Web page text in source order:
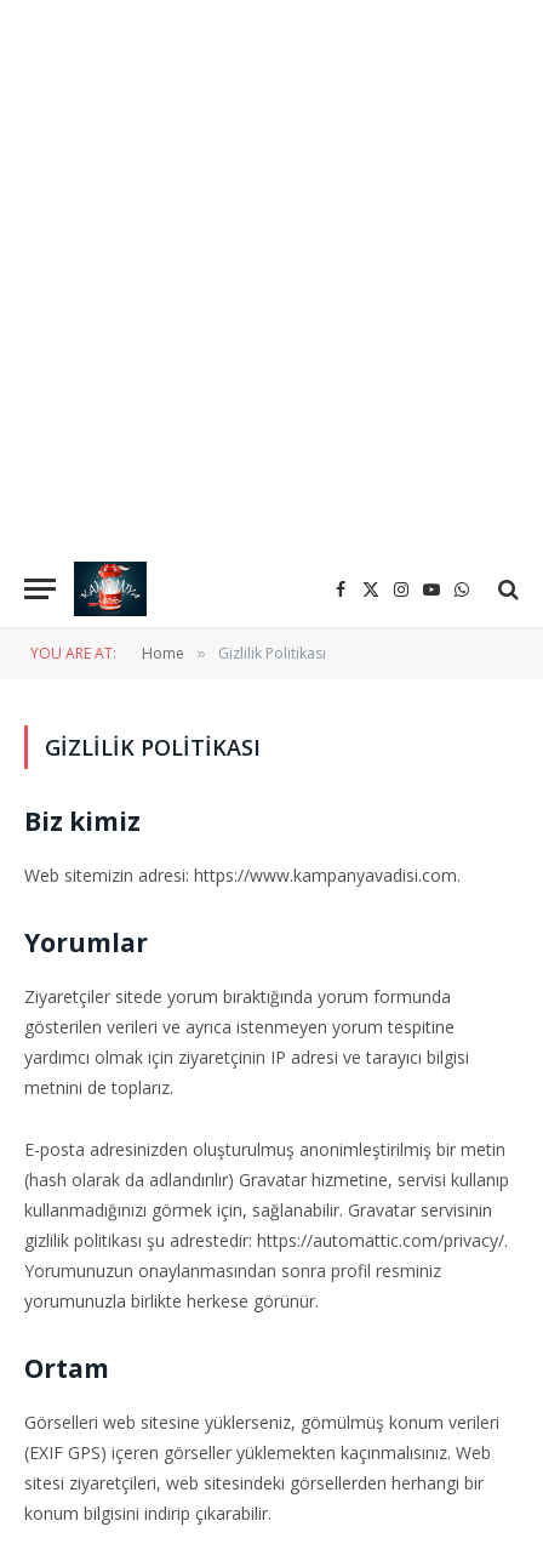
Facebook
X
Instagram
YouTube
WhatsApp
YOU ARE AT: Home » Gizlilik Politikası
GIZLILIK POLITIKASI
Biz kimiz
Web sitemizin adresi: https://www.kampanyavadisi.com.
Yorumlar
Ziyaretçiler sitede yorum bıraktığında yorum formunda
gösterilen verileri ve ayrıca istenmeyen yorum tespitine
yardımcı olmak için ziyaretçinin IP adresi ve tarayıcı bilgisi
metnini de toplarız.
E-posta adresinizden oluşturulmuş anonimleştirilmiş bir metin
(hash olarak da adlandırılır) Gravatar hizmetine, servisi kullanıp
kullanmadığınızı görmek için, sağlanabilir. Gravatar servisinin
gizlilik politikası şu adrestedir: https://automattic.com/privacy/.
Yorumunuzun onaylanmasından sonra profil resminiz
yorumunuzla birlikte herkese görünür.
Ortam
Görselleri web sitesine yüklerseniz, gömülmüş konum verileri
(EXIF GPS) içeren görseller yüklemekten kaçınmalısınız. Web
sitesi ziyaretçileri, web sitesindeki görsellerden herhangi bir
konum bilgisini indirip çıkarabilir.